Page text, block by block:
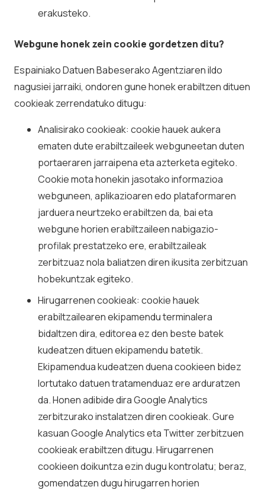
erakusteko.
Webgune honek zein cookie gordetzen ditu?
Espainiako Datuen Babeserako Agentziaren ildo
nagusiei jarraiki, ondoren gune honek erabiltzen dituen
cookieak zerrendatuko ditugu:
Analisirako cookieak: cookie hauek aukera
ematen dute erabiltzaileek webguneetan duten
portaeraren jarraipena eta azterketa egiteko.
Cookie mota honekin jasotako informazioa
webguneen, aplikazioaren edo plataformaren
jarduera neurtzeko erabiltzen da, bai eta
webgune horien erabiltzaileen nabigazio-
profilak prestatzeko ere, erabiltzaileak
zerbitzuaz nola baliatzen diren ikusita zerbitzuan
hobekuntzak egiteko.
Hirugarrenen cookieak: cookie hauek
erabiltzailearen ekipamendu terminalera
bidaltzen dira, editorea ez den beste batek
kudeatzen dituen ekipamendu batetik.
Ekipamendua kudeatzen duena cookieen bidez
lortutako datuen tratamenduaz ere arduratzen
da. Honen adibide dira Google Analytics
zerbitzurako instalatzen diren cookieak. Gure
kasuan Google Analytics eta Twitter zerbitzuen
cookieak erabiltzen ditugu. Hirugarrenen
cookieen doikuntza ezin dugu kontrolatu; beraz,
gomendatzen dugu hirugarren horien